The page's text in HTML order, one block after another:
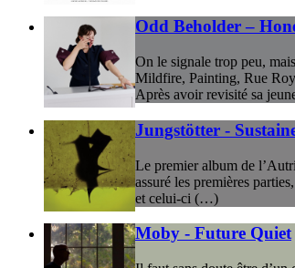
Odd Beholder –
On le signale trop peu,
Mildfire, Painting, Rue
Après avoir revisité sa
Jungstötter -
Le premier album de
assuré les premières
et celui-ci (…)
Moby - Future Quiet